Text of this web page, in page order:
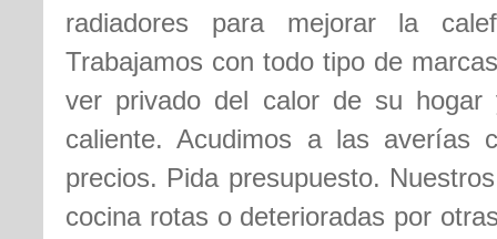
radiadores para mejorar la
Trabajamos con todo tipo de
ver privado del calor de su hogar
caliente. Acudimos a las averías
precios. Pida presupuesto.
cocina rotas o deterioradas por